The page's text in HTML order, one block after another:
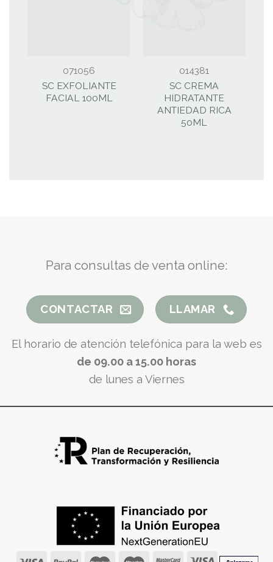
071056
SC EXFOLIANTE
FACIAL 100ML
014381
SC CREMA
HIDRATANTE
ANTIEDAD RICA
50ML
Para consultas de venta online:
CONTACTAR LLAMAR
El horario de atención telefónica para la web es
de 09.00 a 15.00 horas
de lunes a Viernes